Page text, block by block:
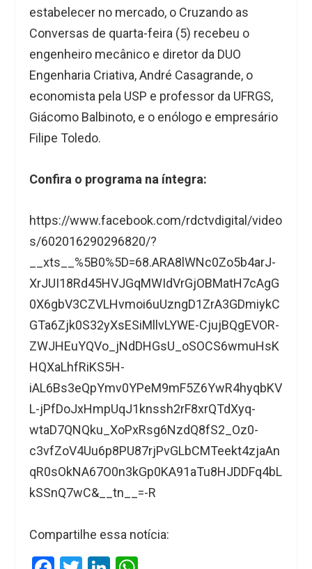
estabelecer no mercado, o Cruzando as
Conversas de quarta-feira (5) recebeu o
engenheiro mecânico e diretor da DUO
Engenharia Criativa, André Casagrande, o
economista pela USP e professor da UFRGS,
Giácomo Balbinoto, e o enólogo e empresário
Filipe Toledo.
Confira o programa na íntegra:
https://www.facebook.com/rdctvdigital/video
s/602016290296820/?
__xts__%5B0%5D=68.ARA8lWNc0Zo5b4arJ-
XrJUI18Rd45HVJGqMWIdVrGjOBMatH7cAgG
0X6gbV3CZVLHvmoi6uUzngD1ZrA3GDmiykC
GTa6Zjk0S32yXsESiMllvLYWE-CjujBQgEVOR-
ZWJHEuYQVo_jNdDHGsU_oSOCS6wmuHsK
HQXaLhfRiKS5H-
iAL6Bs3eQpYmv0YPeM9mF5Z6YwR4hyqbKV
L-jPfDoJxHmpUqJ1knssh2rF8xrQTdXyq-
wtaD7QNQku_XoPxRsg6NzdQ8fS2_Oz0-
c3vfZoV4Uu6p8PU87rjPvGLbCMTeekt4zjaAn
qR0sOkNA67O0n3kGp0KA91aTu8HJDDFq4bL
kSSnQ7wC&__tn__=-R
Compartilhe essa notícia: